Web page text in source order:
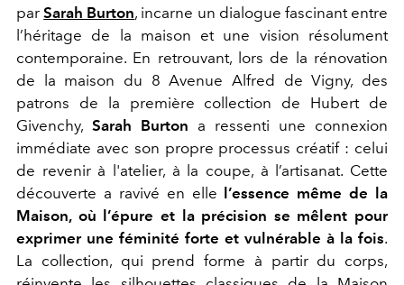
parSarah Burton, incarne un dialogue fascinant entre
l’héritage de la maison et une vision résolument
contemporaine. En retrouvant, lors de la rénovation
de la maison du 8 Avenue Alfred de Vigny, des
patrons de la première collection de Hubert de
Givenchy, Sarah Burton a ressenti une connexion
immédiate avec son propre processus créatif : celui
de revenir à l'atelier, à la coupe, à l’artisanat. Cette
découverte a ravivé en elle l’essence même de la
Maison, où l’épure et la précision se mêlent pour
exprimer une féminité forte et vulnérable à la fois.
La collection, qui prend forme à partir du corps,